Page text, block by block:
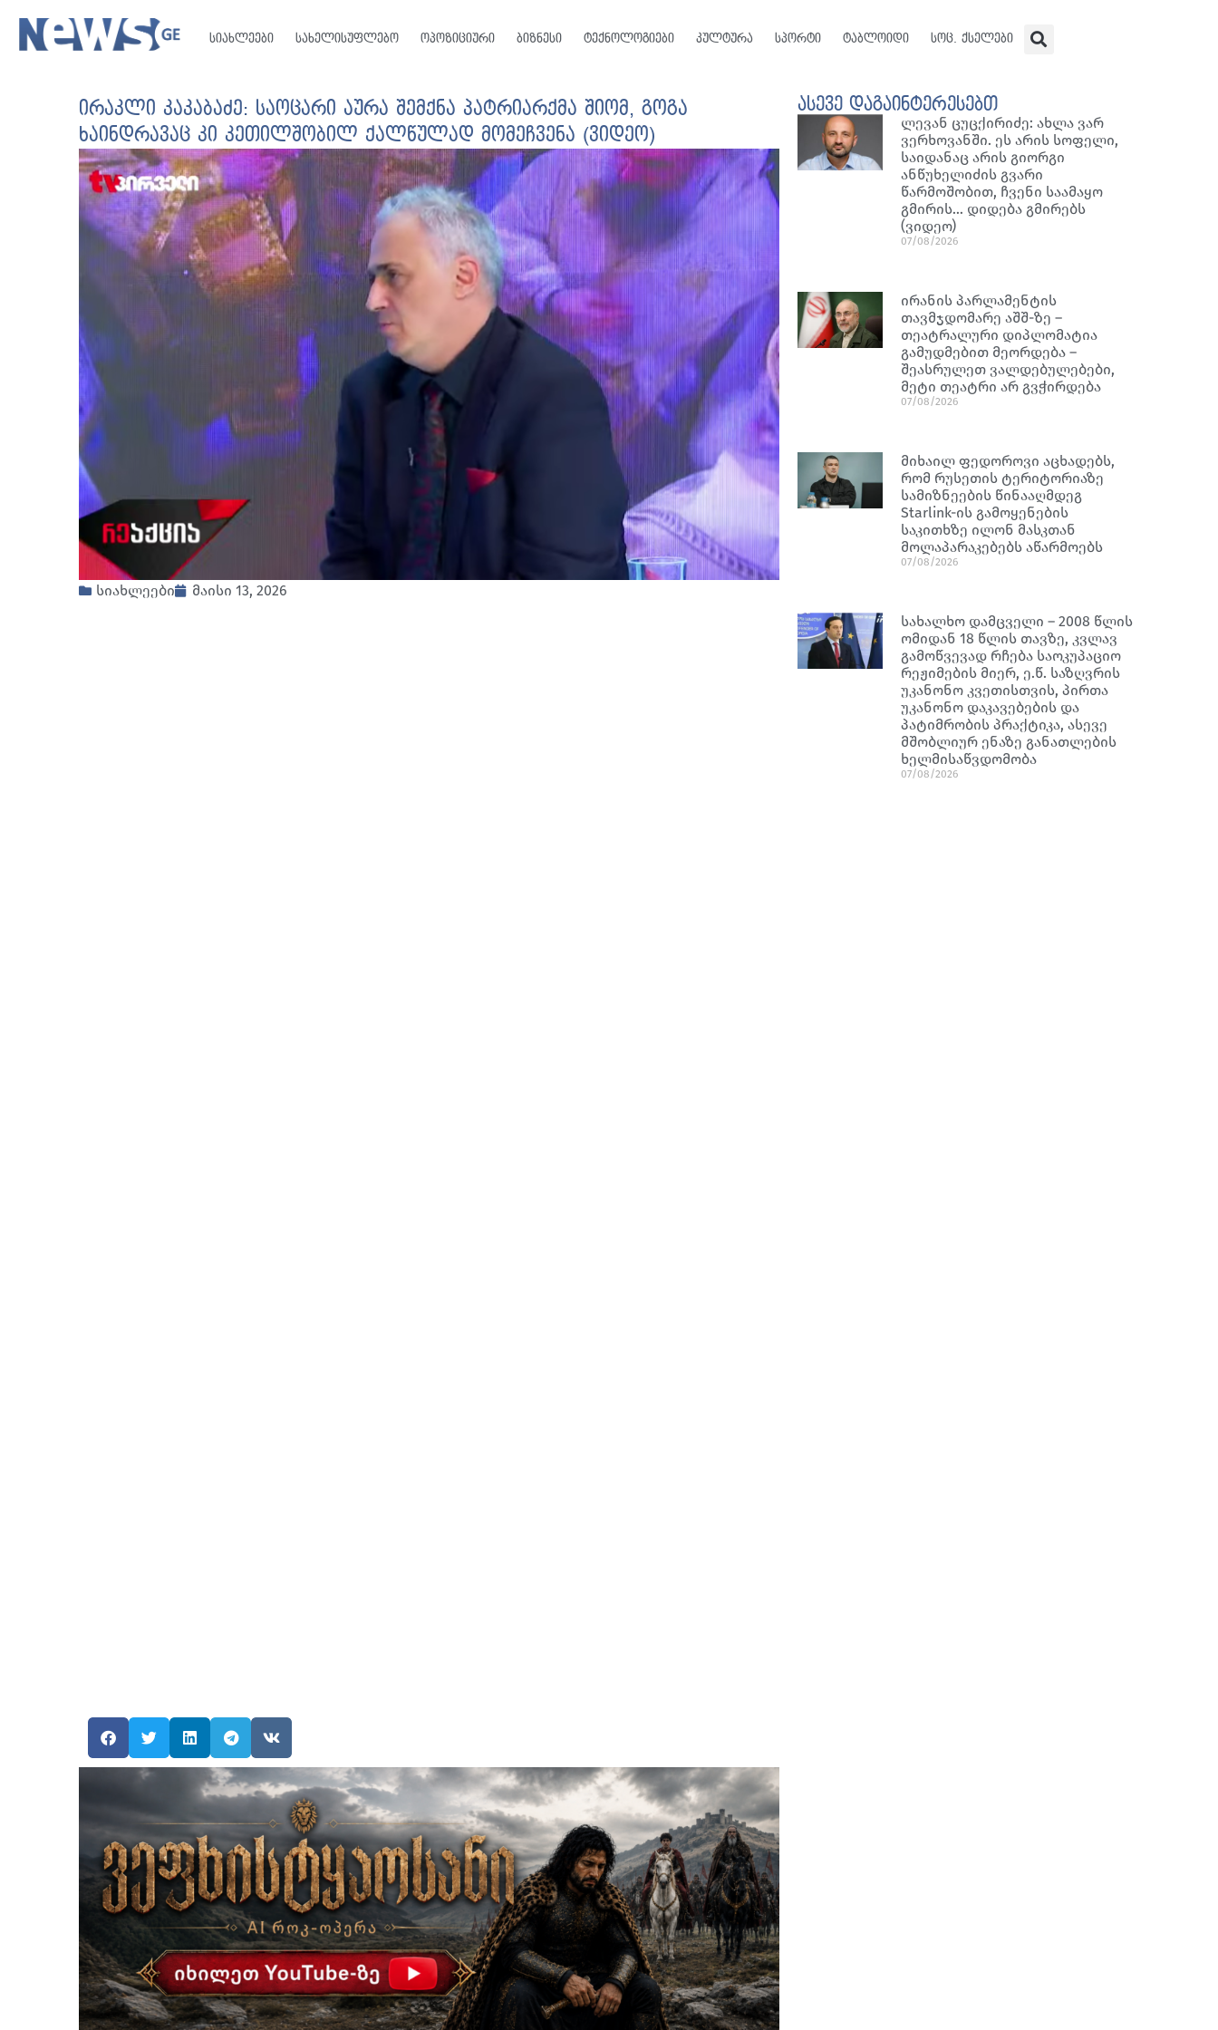
სიახლეები სახელისუფლებო ოპოზიციური ბიზნესი ტექნოლოგიები კულტურა სპორტი ტაბლოიდი სოც. ქსელები
ირაკლი კაკაბაძე: საოცარი აურა შემქნა პატრიარქმა შიომ, გოგა
ხაინდრავაც კი კეთილშობილ ქალწულად მომეჩვენა (ვიდეო)
სიახლეები მაისი 13, 2026
ასევე დაგაინტერესებთ
ლევან ცუცქირიძე: ახლა ვარ
ვერხოვანში. ეს არის სოფელი,
საიდანაც არის გიორგი
ანწუხელიძის გვარი
წარმოშობით, ჩვენი საამაყო
გმირის… დიდება გმირებს
(ვიდეო)
07/08/2026
ირანის პარლამენტის
თავმჯდომარე აშშ-ზე –
თეატრალური დიპლომატია
გამუდმებით მეორდება –
შეასრულეთ ვალდებულებები,
მეტი თეატრი არ გვჭირდება
07/08/2026
მიხაილ ფედოროვი აცხადებს,
რომ რუსეთის ტერიტორიაზე
სამიზნეების წინააღმდეგ
Starlink-ის გამოყენების
საკითხზე ილონ მასკთან
მოლაპარაკებებს აწარმოებს
07/08/2026
სახალხო დამცველი – 2008 წლის
ომიდან 18 წლის თავზე, კვლავ
გამოწვევად რჩება საოკუპაციო
რეჟიმების მიერ, ე.წ. საზღვრის
უკანონო კვეთისთვის, პირთა
უკანონო დაკავებების და
პატიმრობის პრაქტიკა, ასევე
მშობლიურ ენაზე განათლების
ხელმისაწვდომობა
07/08/2026